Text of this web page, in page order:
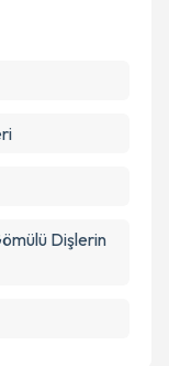
Dişlerin